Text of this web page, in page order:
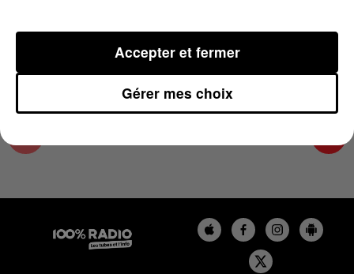
L'AGENDA DU COMMINGES
Gérer mes choix
Accepter et fermer